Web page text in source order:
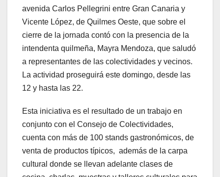
avenida Carlos Pellegrini entre Gran Canaria y
Vicente López, de Quilmes Oeste, que sobre el
cierre de la jornada contó con la presencia de la
intendenta quilmeña, Mayra Mendoza, que saludó
a representantes de las colectividades y vecinos.
La actividad proseguirá este domingo, desde las
12 y hasta las 22.
Esta iniciativa es el resultado de un trabajo en
conjunto con el Consejo de Colectividades,
cuenta con más de 100 stands gastronómicos, de
venta de productos típicos, además de la carpa
cultural donde se llevan adelante clases de